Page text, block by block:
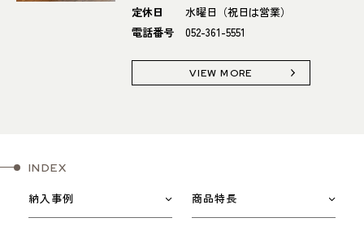
定休日
水曜日（祝日は営業）
電話番号
052-361-5551
VIEW MORE
INDEX
納入事例 商品特長